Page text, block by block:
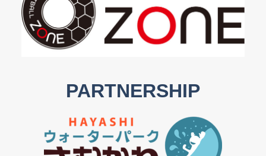
PARTNERSHIP